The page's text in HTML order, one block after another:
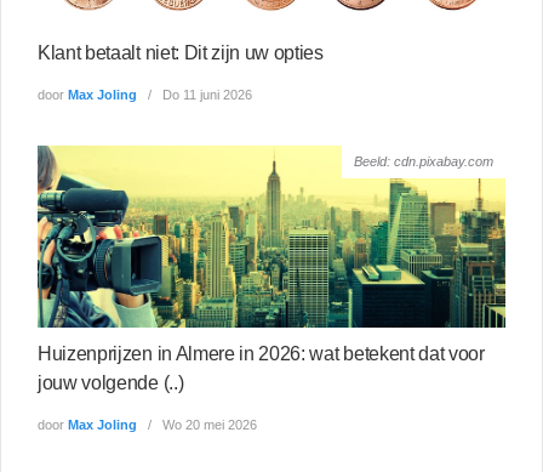
Klant betaalt niet: Dit zijn uw opties
door Max Joling Do 11 juni 2026
Beeld: cdn.pixabay.com
Huizenprijzen in Almere in 2026: wat betekent dat voor
jouw volgende (..)
door Max Joling Wo 20 mei 2026